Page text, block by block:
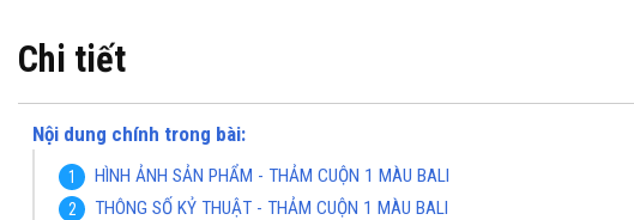
Chi tiết
Nội dung chính trong bài:
HÌNH ẢNH SẢN PHẨM - THẢM CUỘN 1 MÀU BALI
THÔNG SỐ KỶ THUẬT - THẢM CUỘN 1 MÀU BALI